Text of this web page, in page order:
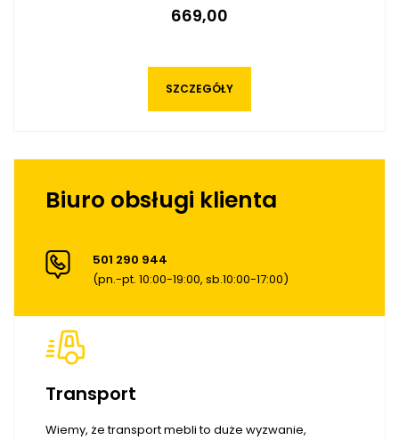
669,00
SZCZEGÓŁY
Biuro obsługi klienta
501 290 944
(pn.-pt. 10:00-19:00, sb.10:00-17:00)
Transport
Wiemy, że transport mebli to duże wyzwanie,